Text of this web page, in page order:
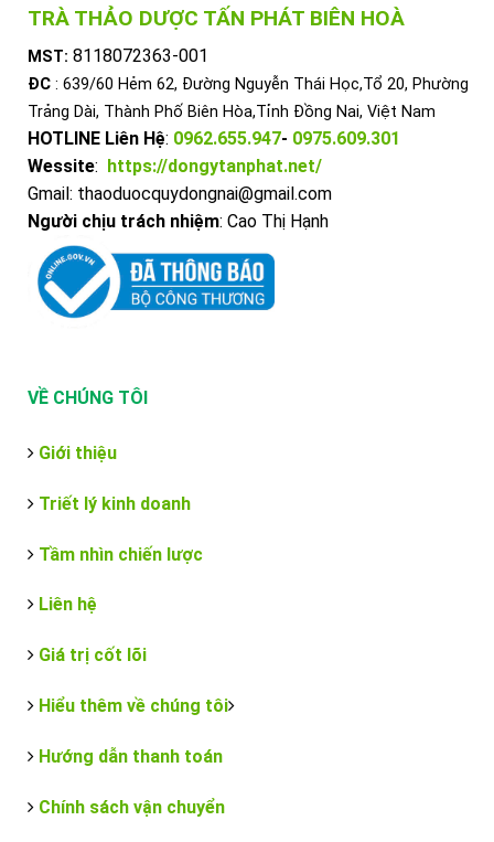
TRÀ THẢO DƯỢC TẤN PHÁT BIÊN HOÀ
MST: 8118072363-001
ĐC : 639/60 Hẻm 62, Đường Nguyễn Thái Học,Tổ 20, Phường
Trảng Dài, Thành Phố Biên Hòa,Tỉnh Đồng Nai, Việt Nam
HOTLINE Liên Hệ: 0962.655.947- 0975.609.301
Wessite:
https://dongytanphat.net/
Gmail: thaoduocquydongnai@gmail.com
Người chịu trách nhiệm: Cao Thị Hạnh
VỀ CHÚNG TÔI
Giới thiệu
Triết lý kinh doanh
Tầm nhìn chiến lược
Liên hệ
Giá trị cốt lõi
Hiểu thêm về chúng tôi
Hướng dẫn thanh toán
Chính sách vận chuyển